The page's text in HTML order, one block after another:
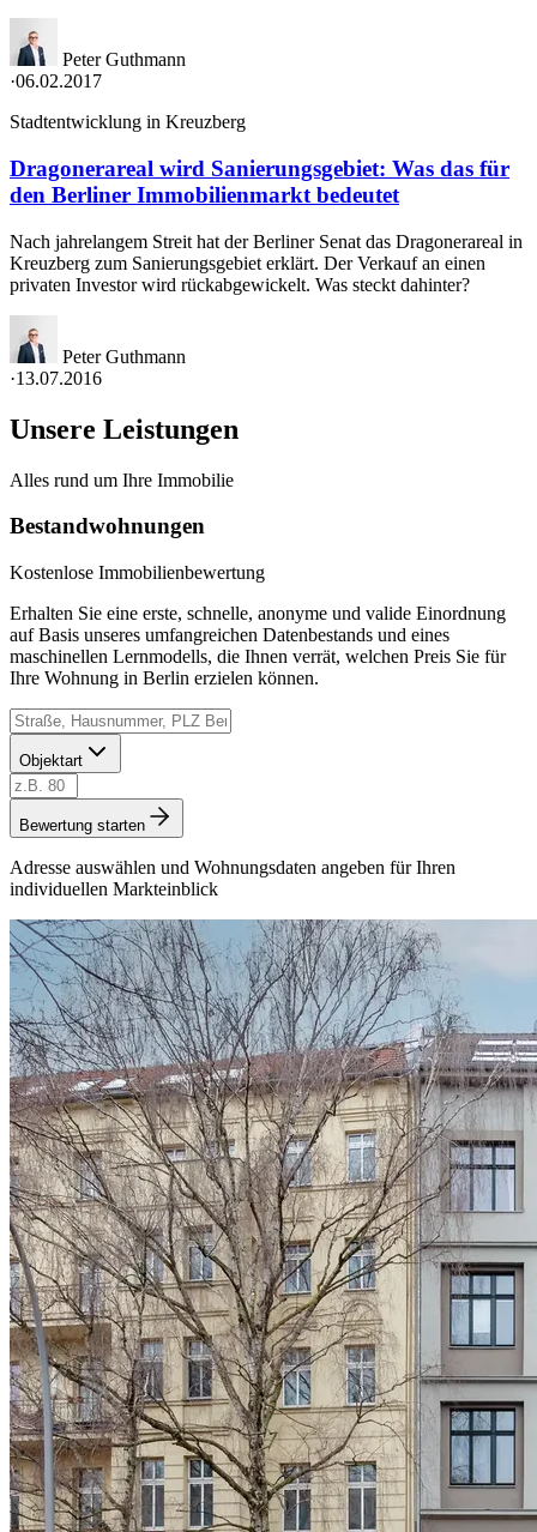
Peter Guthmann
·06.02.2017
Stadtentwicklung in Kreuzberg
Dragonerareal wird Sanierungsgebiet: Was das für
den Berliner Immobilienmarkt bedeutet
Nach jahrelangem Streit hat der Berliner Senat das Dragonerareal in
Kreuzberg zum Sanierungsgebiet erklärt. Der Verkauf an einen
privaten Investor wird rückabgewickelt. Was steckt dahinter?
Peter Guthmann
·13.07.2016
Unsere Leistungen
Alles rund um Ihre Immobilie
Bestandwohnungen
Kostenlose Immobilienbewertung
Erhalten Sie eine erste, schnelle, anonyme und valide Einordnung
auf Basis unseres umfangreichen Datenbestands und eines
maschinellen Lernmodells, die Ihnen verrät, welchen Preis Sie für
Ihre Wohnung in Berlin erzielen können.
Objektart
Bewertung starten
Adresse auswählen und Wohnungsdaten angeben für Ihren
individuellen Markteinblick